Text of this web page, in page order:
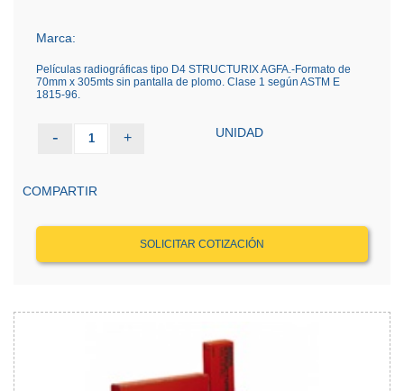
Marca:
Películas radiográficas tipo D4 STRUCTURIX AGFA.-Formato de
70mm x 305mts sin pantalla de plomo. Clase 1 según ASTM E
1815-96.
- 1 + UNIDAD
COMPARTIR
SOLICITAR COTIZACIÓN